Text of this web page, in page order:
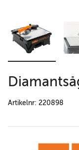
Artikelnr: 220898